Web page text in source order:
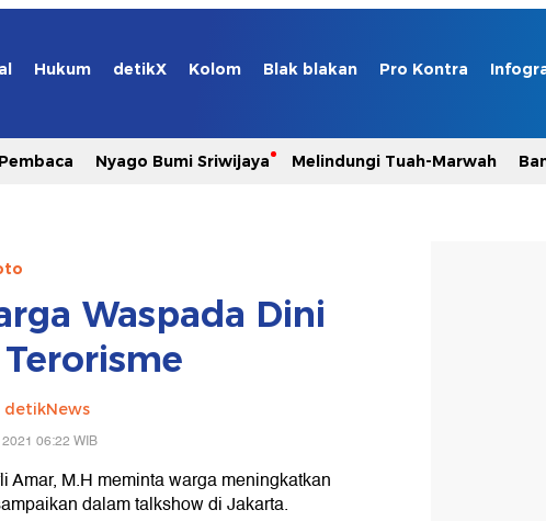
Hukum detikX Kolom Blak blakan Pro Kontra
Nyago Bumi Sriwijaya Melindungi Tuah-Marwah
Waspada Dini
detikNews
06:22 WIB
M.H meminta warga meningkatkan
dalam talkshow di Jakarta.